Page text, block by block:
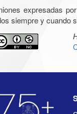
expresadas
siempre y cuando